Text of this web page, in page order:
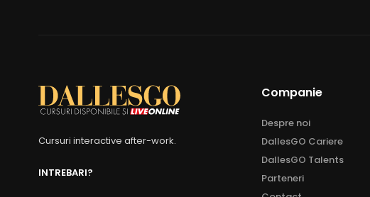
Cursuri interactive after-work.
INTREBARI?
Companie
Despre noi
DallesGO Cariere
DallesGO Talents
Parteneri